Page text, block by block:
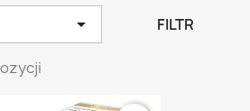
 FILTR